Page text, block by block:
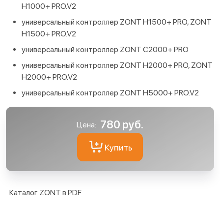
H1000+ PRO.V2
универсальный контроллер ZONT H1500+ PRO, ZONT
H1500+ PRO.V2
универсальный контроллер ZONT С2000+ PRO
универсальный контроллер ZONT H2000+ PRO, ZONT
H2000+ PRO.V2
универсальный контроллер ZONT H5000+ PRO.V2
Цена: 780 руб.
Купить
Каталог ZONT в PDF